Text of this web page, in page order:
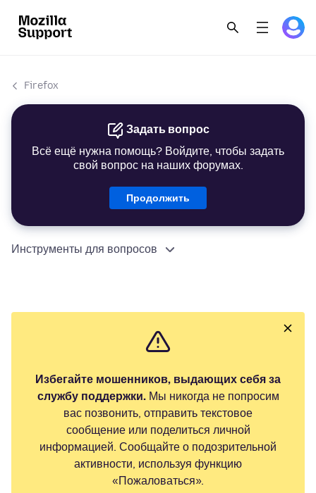
Firefox
Задать вопрос
Всё ещё нужна помощь? Войдите, чтобы задать
свой вопрос на наших форумах.
Продолжить
Инструменты для вопросов
Избегайте мошенников, выдающих себя за
службу поддержки.Мы никогда не попросим
вас позвонить, отправить текстовое
сообщение или поделиться личной
информацией. Сообщайте о подозрительной
активности, используя функцию
«Пожаловаться».